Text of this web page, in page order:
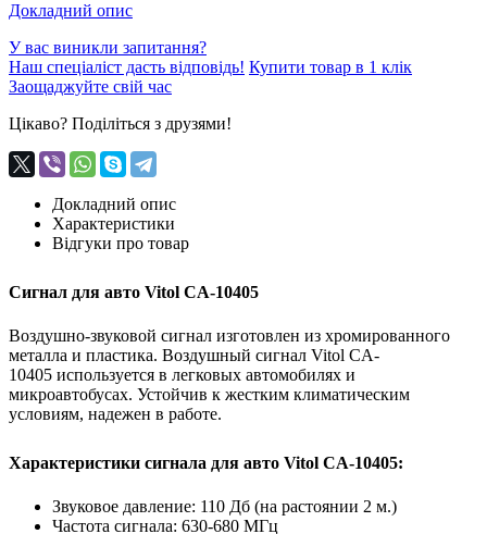
Докладний опис
У вас виникли запитання?
Наш спеціаліст дасть відповідь! Купити товар в 1 клік
Заощаджуйте свій час
Цікаво? Поділіться з друзями!
Докладний опис
Характеристики
Відгуки про товар
Cигнал для авто Vitol CA-10405
Воздушно-звуковой сигнал изготовлен из хромированного
металла и пластика. Воздушный сигнал Vitol CA-
10405 используется в легковых автомобилях и
микроавтобусах. Устойчив к жестким климатическим
условиям, надежен в работе.
Характеристики сигнала для авто Vitol CA-10405:
Звуковое давление: 110 Дб (на растоянии 2 м.)
Частота сигнала: 630-680 МГц